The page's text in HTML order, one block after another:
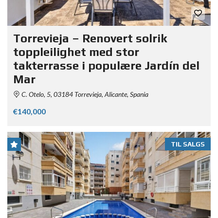
Torrevieja – Renovert solrik
toppleilighet med stor
takterrasse i populære Jardín del
Mar
C. Otelo, 5, 03184 Torrevieja, Alicante, Spania
€140,000
TIL SALGS